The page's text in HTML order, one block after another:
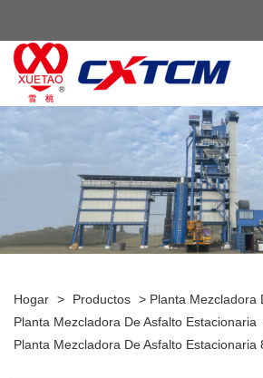
Hogar > Productos > Planta Mezcladora
Planta Mezcladora De Asfalto Estacionaria
Planta Mezcladora De Asfalto Estacionaria